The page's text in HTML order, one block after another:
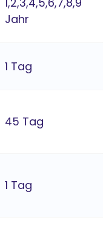
Jahr
1 Tag
45 Tag
1 Tag